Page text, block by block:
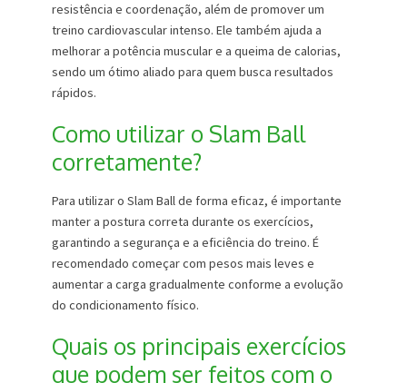
resistência e coordenação, além de promover um
treino cardiovascular intenso. Ele também ajuda a
melhorar a potência muscular e a queima de calorias,
sendo um ótimo aliado para quem busca resultados
rápidos.
Como utilizar o Slam Ball
corretamente?
Para utilizar o Slam Ball de forma eficaz, é importante
manter a postura correta durante os exercícios,
garantindo a segurança e a eficiência do treino. É
recomendado começar com pesos mais leves e
aumentar a carga gradualmente conforme a evolução
do condicionamento físico.
Quais os principais exercícios
que podem ser feitos com o